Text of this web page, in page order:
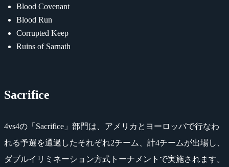
Blood Covenant
Blood Run
Corrupted Keep
Ruins of Sarnath
Sacrifice
4vs4の「Sacrifice」部門は、アメリカとヨーロッパで行なわ
れる予選を通過したそれぞれ2チーム、計4チームが出場し、
ダブルイリミネーション方式トーナメントで実施されます。